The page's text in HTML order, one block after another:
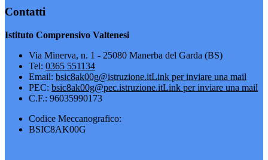
Contatti
Istituto Comprensivo Valtenesi
Via Minerva, n. 1 - 25080 Manerba del Garda (BS)
Tel: 0365 551134
Email: bsic8ak00g@istruzione.itLink per inviare una mail
PEC: bsic8ak00g@pec.istruzione.itLink per inviare una mail
C.F.: 96035990173
Codice Meccanografico:
BSIC8AK00G